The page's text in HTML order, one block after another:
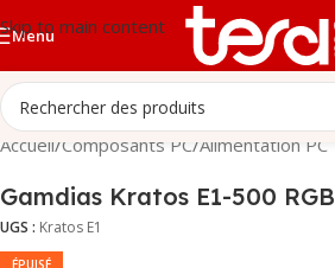
Skip to main content
Menu
Accueil/Composants PC/Alimentation PC
Gamdias Kratos E1-500 RGB
UGS : Kratos E1
ÉPUISÉ